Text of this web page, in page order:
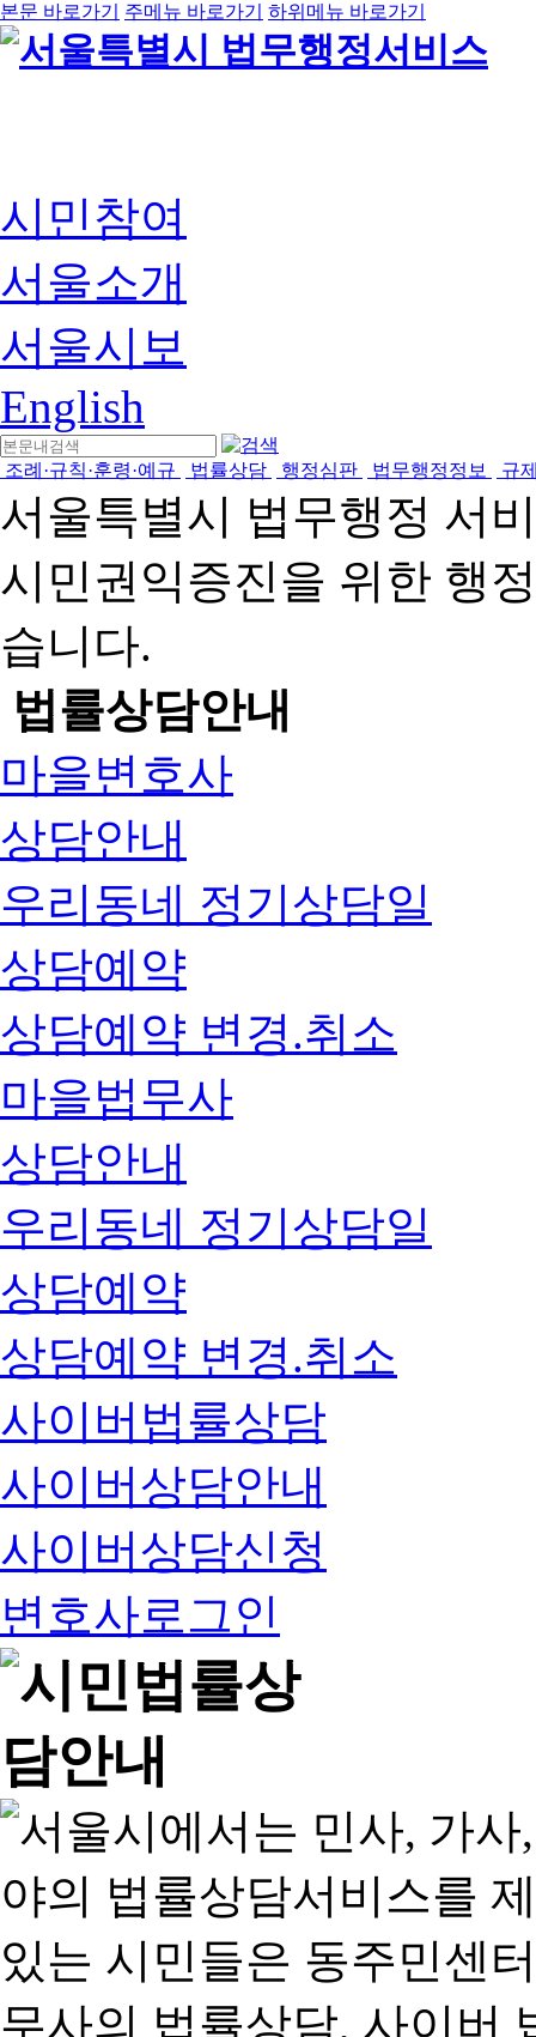
본문 바로가기 주메뉴 바로가기 하위메뉴 바로가기
시민참여
서울소개
서울시보
English
조례·규칙·훈령·예규 법률상담 행정심판 법무행정정보 규
서울특별시 법무행정 서
시민권익증진을 위한 행
습니다.
법률상담안내
마을변호사
상담안내
우리동네 정기상담일
상담예약
상담예약 변경.취소
마을법무사
상담안내
우리동네 정기상담일
상담예약
상담예약 변경.취소
사이버법률상담
사이버상담안내
사이버상담신청
변호사로그인